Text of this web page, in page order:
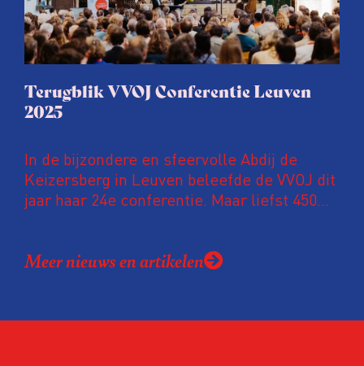
Terugblik VVOJ Conferentie Leuven
2025
In de bijzondere en sfeervolle Abdij de
Keizersberg in Leuven beleefde de VVOJ dit
jaar haar 24e conferentie. Maar liefst 450
expertise te delen en elkaar te ontmoeten.
was voor het eerst op de conferentie!
Meer nieuws en artikelen